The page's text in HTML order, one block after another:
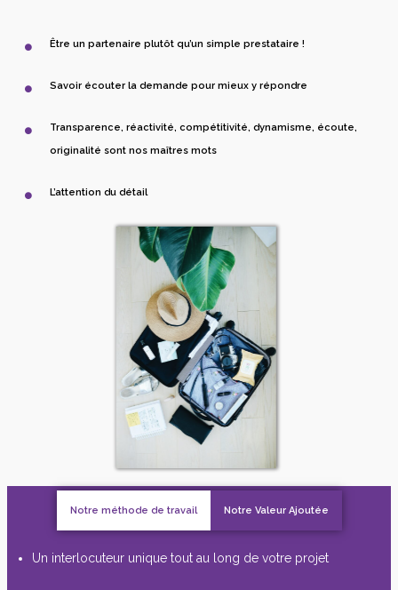
Être un partenaire plutôt qu’un simple prestataire !
Savoir écouter la demande pour mieux y répondre
Transparence, réactivité, compétitivité, dynamisme, écoute,
originalité sont nos maîtres mots
L’attention du détail
Notre méthode de travail Notre Valeur Ajoutée
Un interlocuteur unique tout au long de votre projet